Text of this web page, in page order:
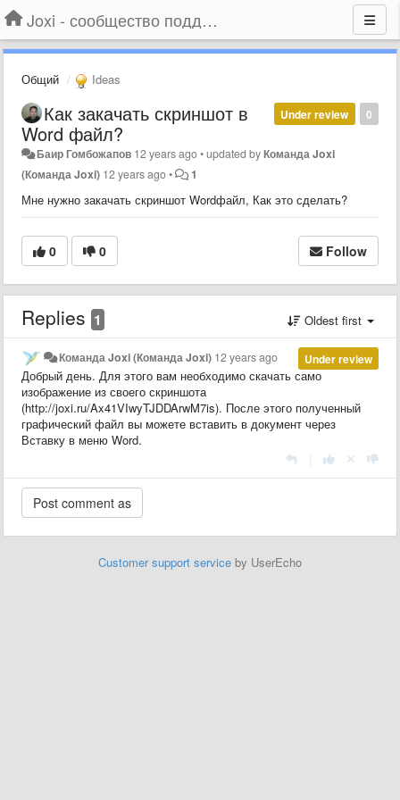
Joxi - сообщество поддержки
Общий Ideas
0
Under review
Как закачать скриншот в
Word файл?
Баир Гомбожапов 12 years ago•updated byКоманда Joxi
(Команда Joxi) 12 years ago• 1
Мне нужно закачать скриншот Wordфайл, Как это сделать?
0 0 Follow
Replies 1 Oldest first
Under review
Команда Joxi (Команда Joxi) 12 years ago
Добрый день. Для этого вам необходимо скачать само
изображение из своего скриншота
(http://joxi.ru/Ax41VIwyTJDDArwM7is). После этого полученный
графический файл вы можете вставить в документ через
Вставку в меню Word.
Customer support service by UserEcho